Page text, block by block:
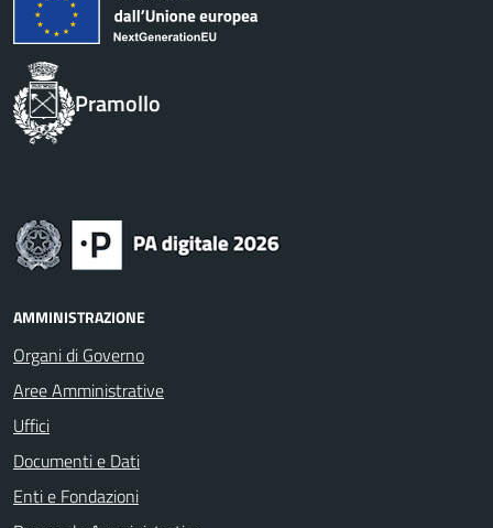
Pramollo
AMMINISTRAZIONE
Organi di Governo
Aree Amministrative
Uffici
Documenti e Dati
Enti e Fondazioni